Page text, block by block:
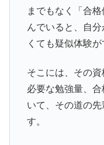
までもなく「合
んでいると、自
くても疑似体験が
そこには、その
必要な勉強量、
いて、その道の
す。